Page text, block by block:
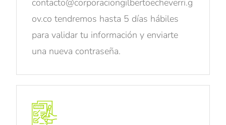
contacto@corporaciongilbertoecheverri.g
ov.co tendremos hasta 5 días hábiles
para validar tu información y enviarte
una nueva contraseña.